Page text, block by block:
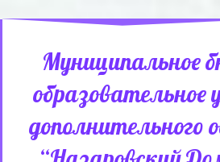
Муниципальное
образовательное
дополнительного